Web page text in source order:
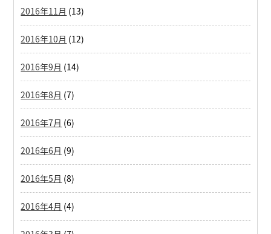
2016年11月 (13)
2016年10月 (12)
2016年9月 (14)
2016年8月 (7)
2016年7月 (6)
2016年6月 (9)
2016年5月 (8)
2016年4月 (4)